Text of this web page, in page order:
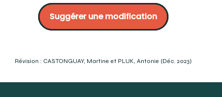
gdt/fiche/8356052/stomion?
DrJB.net :https://www.drjb.net/les-principaux-reperes-
Merriam Webster :https://www.merriam-
Research Gate :
Suggérer une modification
Révision : CASTONGUAY, Martine et PLUK, Antonie (Déc. 2023)